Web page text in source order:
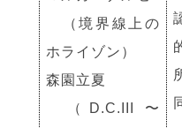
（境界線上の
ホライゾン）
森園立夏
（D.C.III 〜